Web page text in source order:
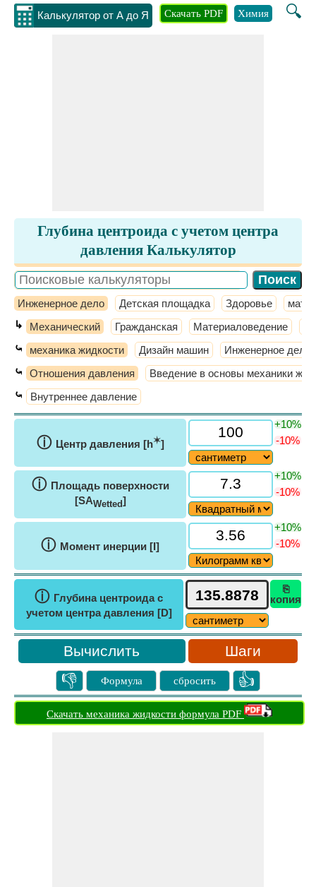
Калькулятор от А до Я 🔍
Скачать PDF Химия
Глубина центроида с учетом центра
давления Калькулятор
Инженерное дело Детская площадка Здоровье
↳ Механический Гражданская Материаловедение
⤿ механика жидкости Дизайн машин Инженерное дело
⤿ Отношения давления Введение в основы механики
⤿ Внутреннее давление
ⓘ Центр давления [h✶]
+10%
-10%
ⓘ Площадь поверхности
[SAWetted]
+10%
-10%
ⓘ Момент инерции [I]
+10%
-10%
ⓘ Глубина центроида с
учетом центра давления [D]
⎘
копия
Шаги
👎 Формула сбросить 👍
Скачать механика жидкости формула PDF